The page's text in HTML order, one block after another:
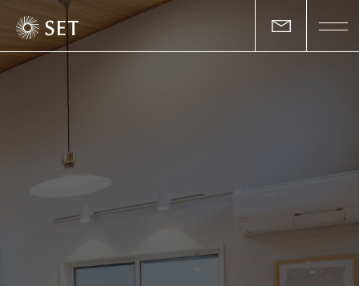
物件一覧
お客様の声